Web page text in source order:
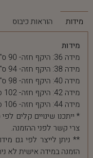
מידות הוראות כיבוס
מידות
מידה 36: היקף חזה- 90 ס"מ, היקף מותן- 68 ס"מ
מידה 38: היקף חזה- 94 ס"מ, היקף מותן- 72 ס"מ
מידה 40: היקף חזה- 98 ס"מ, היקף מותן- 76 ס"מ
מידה 42: היקף חזה- 102 ס"מ, היקף מותן- 80 ס"מ
מידה 44: היקף חזה- 106 ס"מ, היקף מותן- 84 ס"מ
* ייתכנו שינויים קלים
צרי קשר לפני ההזמנה.
** ניתן לייצר לפי גם
הזמנה במידה אישית לא